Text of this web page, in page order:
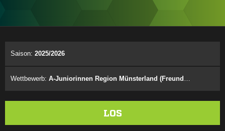
Saison: 2025/2026
Wettbewerb: A-Juniorinnen Region Münsterland (Freundschaftsspielrunde)
LOS